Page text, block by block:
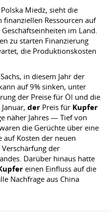
Miedz, sieht die
Ressourcen auf
im Land.
zu starten Finanzierung
die Produktionskosten
in diesem Jahr der
auf 9% sinken, unter
der Preise für Öl und die
der Preis für Kupfer
näher Jahres — Tief von
die Gerüchte über eine
auf Kosten der neuen
der
Darüber hinaus hatte
einen Einfluss auf die
Nachfrage aus China